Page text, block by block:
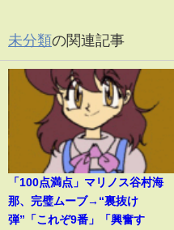
未分類の関連記事
「100点満点」マリノス谷村海
那、完璧ムーブ→“裏抜け
弾”「これぞ9番」「興奮す